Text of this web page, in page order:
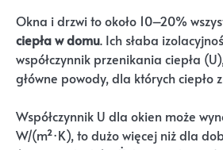
Okna i drzwi to około 10–20%
ciepła w domu. Ich słaba
współczynnik przenikania ciepła
główne powody, dla których ciepło
Współczynnik U dla okien może
W/(m²·K), to dużo więcej niż dla